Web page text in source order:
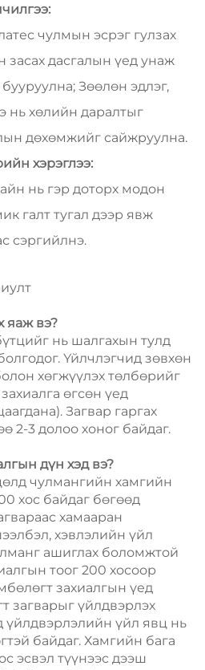
чулмын эсрэг гулзах
засах дасгалын үед унаж
Зөөлөн эдлэг,
нь хөлийн даралтыг
дөхөмжийг сайжруулна.
хэрэглээ:
нь гэр доторх модон
галт тугал дээр явж
сэргийлнэ.
яаж вэ?
нь шалгахын тулд
Үйлчлэгчид зөвхөн
хөгжүүлэх төлбөрийг
өгсөн үед
Загвар гаргах
2-3 долоо хоног байдаг.
дүн хэд вэ?
чулмангийн хамгийн
хос байдаг бөгөөд
хамааран
хэвлэлийн үйл
ашиглах боломжтой
тоог 200 хосоор
захиалгын үед
загварыг үйлдвэрлэх
үйлдвэрлэлийн үйл явц нь
байдаг. Хамгийн бага
эсвэл түүнээс дээш